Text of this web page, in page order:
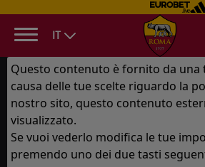
IT
Questo contenuto è fornito da una
causa delle tue scelte riguardo la
nostro sito, questo contenuto
visualizzato.
Se vuoi vederlo modifica le tue
premendo uno dei due tasti